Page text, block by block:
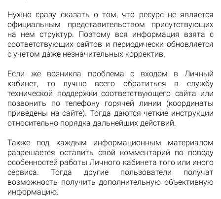
Нужно сразу сказать о том, что ресурс не является
официальным представительством присутствующих
на нем структур. Поэтому вся информация взята с
соответствующих сайтов и периодически обновляется
с учетом даже незначительных корректив.
Если же возникла проблема с входом в Личный
кабинет, то лучше всего обратиться в службу
технической поддержки соответствующего сайта или
позвонить по телефону горячей линии (координаты
приведены на сайте). Тогда даются четкие инструкции
относительно порядка дальнейших действий.
Также под каждым информационным материалом
разрешается оставить свой комментарий по поводу
особенностей работы Личного кабинета того или иного
сервиса. Тогда другие пользователи получат
возможность получить дополнительную объективную
информацию.